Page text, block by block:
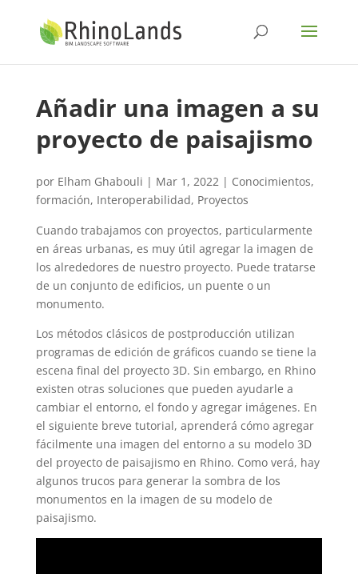
Añadir una imagen a su
proyecto de paisajismo
por Elham Ghabouli | Mar 1, 2022| Conocimientos,
formación, Interoperabilidad, Proyectos
Cuando trabajamos con proyectos, particularmente
en áreas urbanas, es muy útil agregar la imagen de
los alrededores de nuestro proyecto. Puede tratarse
de un conjunto de edificios, un puente o un
monumento.
Los métodos clásicos de postproducción utilizan
programas de edición de gráficos cuando se tiene la
escena final del proyecto 3D. Sin embargo, en Rhino
existen otras soluciones que pueden ayudarle a
cambiar el entorno, el fondo y agregar imágenes. En
el siguiente breve tutorial, aprenderá cómo agregar
fácilmente una imagen del entorno a su modelo 3D
del proyecto de paisajismo en Rhino. Como verá, hay
algunos trucos para generar la sombra de los
monumentos en la imagen de su modelo de
paisajismo.